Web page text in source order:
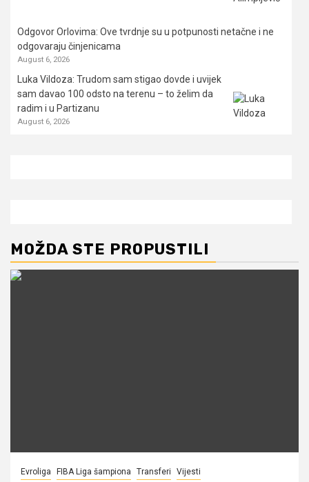
Odgovor Orlovima: ​Ove tvrdnje su u potpunosti netačne i ne
odgovaraju činjenicama
August 6, 2026
Luka Vildoza: Trudom sam stigao dovde i uvijek
sam davao 100 odsto na terenu – to želim da
radim i u Partizanu
August 6, 2026
MOŽDA STE PROPUSTILI
Evroliga FIBA Liga šampiona Transferi Vijesti